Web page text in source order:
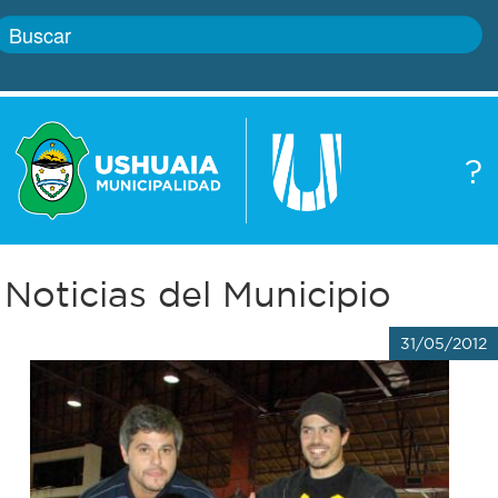
?
Boletín
Autoridades
Defensa
civil
Zoonosis
Gobierno
Trámites
Transparencia
Actualidad
Noticias del Municipio
31/05/2012